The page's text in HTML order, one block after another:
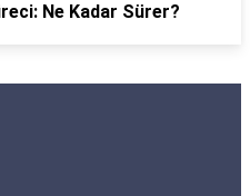
Ne Kadar Sürer?